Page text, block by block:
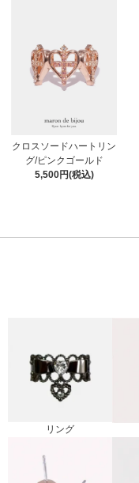
クロスソードハートリン
グ/ピンクゴールド
5,500円(税込)
リング